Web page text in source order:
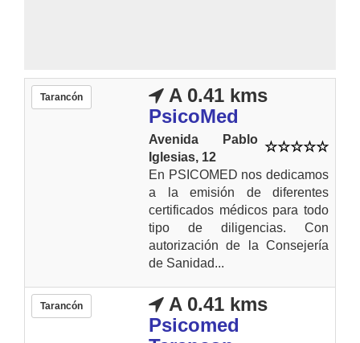
Tarancón
A 0.41 kms
PsicoMed
Avenida Pablo
Iglesias, 12
En PSICOMED nos dedicamos
a la emisión de diferentes
certificados médicos para todo
tipo de diligencias. Con
autorización de la Consejería
de Sanidad...
Tarancón
A 0.41 kms
Psicomed